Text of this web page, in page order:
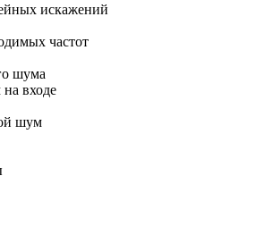
искажений
частот
шума
входе
шум